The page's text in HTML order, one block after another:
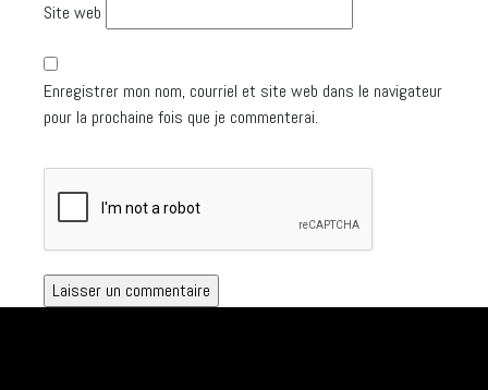
Site web
Enregistrer mon nom, courriel et site web dans le navigateur
pour la prochaine fois que je commenterai.